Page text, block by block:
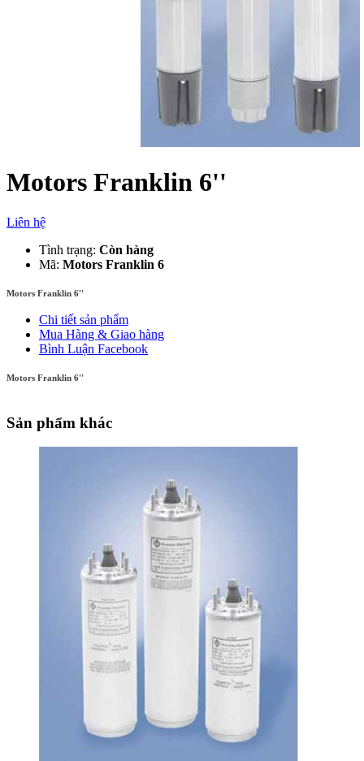
Motors Franklin 6''
Liên hệ
Tình trạng: Còn hàng
Mã: Motors Franklin 6
Motors Franklin 6''
Chi tiết sản phẩm
Mua Hàng & Giao hàng
Bình Luận Facebook
Motors Franklin 6''
Sản phẩm khác